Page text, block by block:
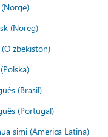
(Noreg)
(O'zbekiston)
(Brasil)
(Portugal)
simi (America Latina)